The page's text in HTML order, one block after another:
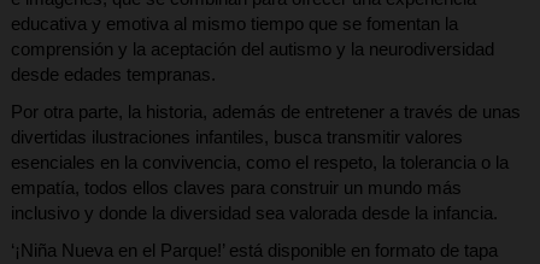
educativa y emotiva al mismo tiempo que se fomentan la
comprensión y la aceptación del autismo y la neurodiversidad
desde edades tempranas.
Por otra parte, la historia, además de entretener a través de unas
divertidas ilustraciones infantiles, busca transmitir valores
esenciales en la convivencia, como el respeto, la tolerancia o la
empatía, todos ellos claves para construir un mundo más
inclusivo y donde la diversidad sea valorada desde la infancia.
‘¡Niña Nueva en el Parque!’ está disponible en formato de tapa